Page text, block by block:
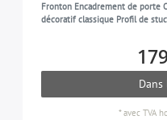
Fronton Encadrement de porte
décoratif classique Profil de
*avec TVA